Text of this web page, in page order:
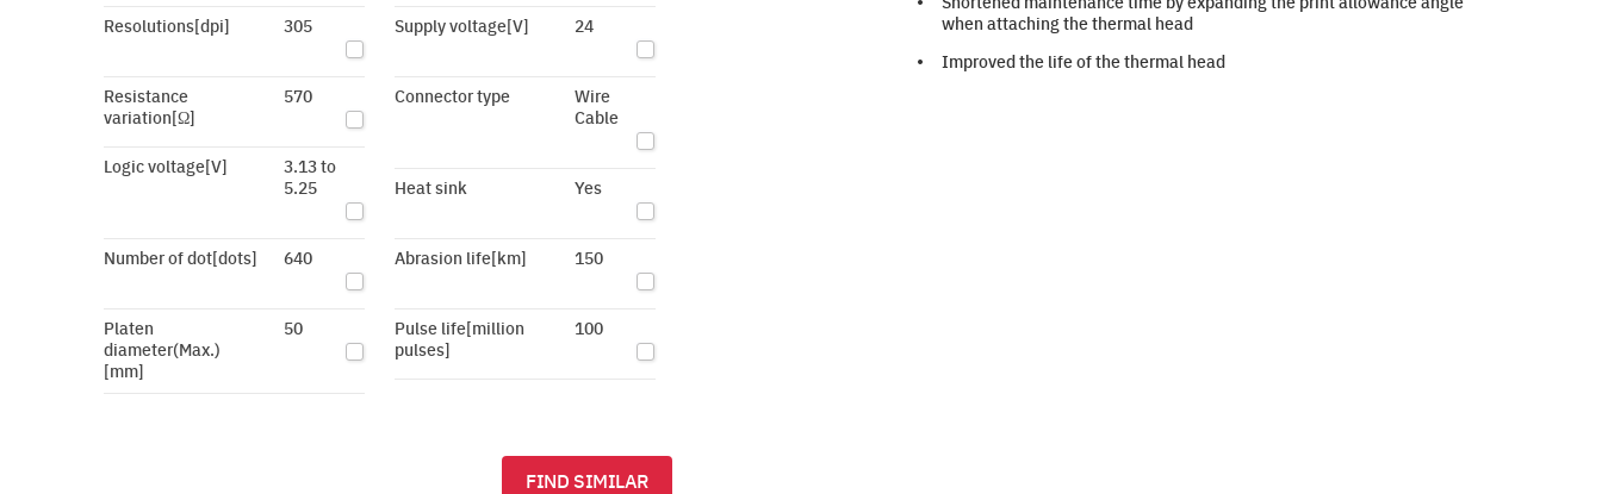
Resolutions[dpi] 305
Resistance
variation[Ω]
570
Logic voltage[V]
3.13 to
5.25
Number of dot[dots] 640
Platen
diameter(Max.)
[mm]
50
Supply voltage[V] 24
Connector type
Wire
Cable
Heat sink Yes
Abrasion life[km] 150
Pulse life[million
pulses]
100
FIND SIMILAR
when attaching the thermal head
Improved the life of the thermal head